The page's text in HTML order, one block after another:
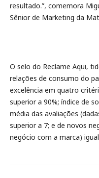
resultado.”, comemora
Sênior de Marketing da
O selo do Reclame Aqui,
relações de consumo do
excelência em quatro
superior a 90%; índice de
média das avaliações
superior a 7; e de novos
negócio com a marca)